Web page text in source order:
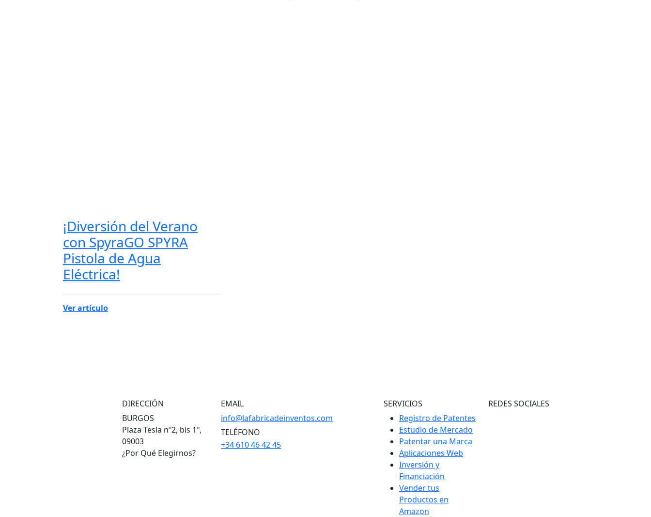
¡Diversión del Verano
con SpyraGO SPYRA
Pistola de Agua
Eléctrica!
Ver artículo
DIRECCIÓN
BURGOS
Plaza Tesla nº2, bis 1º,
09003
¿Por Qué Elegirnos?
EMAIL
info@lafabricadeinventos.com
TELÉFONO
+34 610 46 42 45
SERVICIOS
Registro de Patentes
Estudio de Mercado
Patentar una Marca
Aplicaciones Web
Inversión y
Financiación
Vender tus
Productos en
Amazon
REDES SOCIALES